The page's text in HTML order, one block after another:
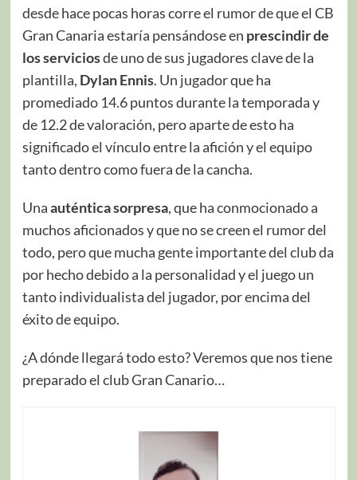
desde hace pocas horas corre el rumor de que el CB
Gran Canaria estaría pensándose en prescindir de
los serviciosde uno de sus jugadores clave de la
plantilla, Dylan Ennis. Un jugador que ha
promediado 14.6 puntos durante la temporada y
de 12.2 de valoración, pero aparte de esto ha
significado el vínculo entre la afición y el equipo
tanto dentro como fuera de la cancha.
Unaauténtica sorpresa, que ha conmocionado a
muchos aficionados y que no se creen el rumor del
todo, pero que mucha gente importante del club da
por hecho debido a la personalidad y el juego un
tanto individualista del jugador, por encima del
éxito de equipo.
¿A dónde llegará todo esto? Veremos que nos tiene
preparado el club Gran Canario…